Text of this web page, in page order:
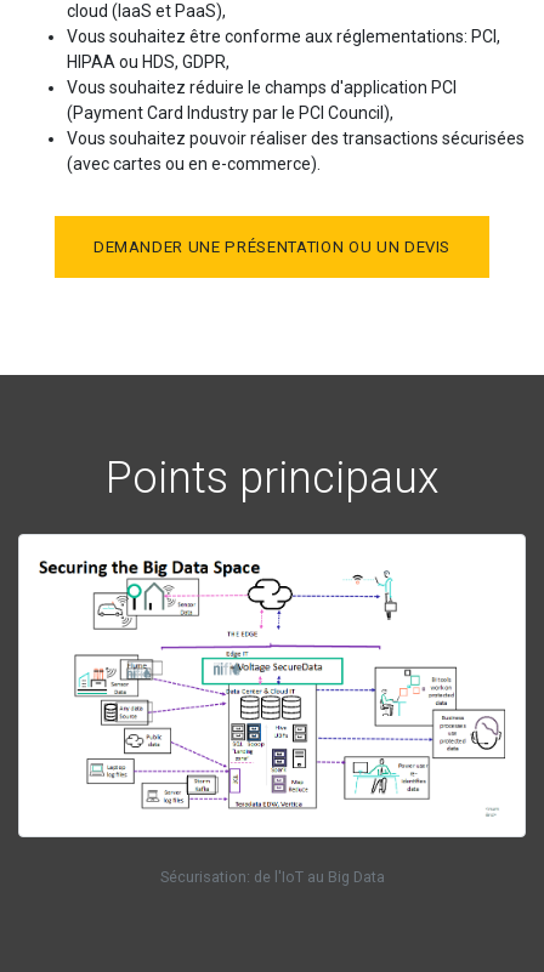
cloud (IaaS et PaaS),
Vous souhaitez être conforme aux réglementations: PCI,
HIPAA ou HDS, GDPR,
Vous souhaitez réduire le champs d'application PCI
(Payment Card Industry par le PCI Council),
Vous souhaitez pouvoir réaliser des transactions sécurisées
(avec cartes ou en e-commerce).
DEMANDER UNE PRÉSENTATION OU UN DEVIS
Points principaux
Sécurisation: de l'IoT au Big Data